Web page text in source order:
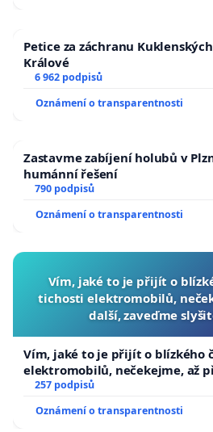
Petice za záchranu
Králové
6 962 podpisů
Oznámení o transparentnosti
Zastavme zabíjení holubů v
humánní řešení
790 podpisů
Oznámení o transparentnosti
Vím, jaké to je přijít o
tichosti elektromobilů,
další, zaveďme
Vím, jaké to je přijít o blízkého
elektromobilů, nečekejme, až
zaveďme slyšitelná auta!
257 podpisů
Oznámení o transparentnosti